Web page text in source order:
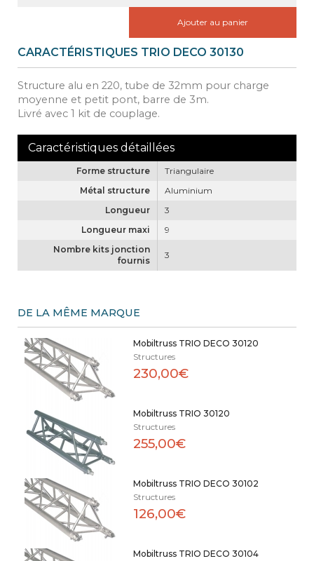
Ajouter au panier
CARACTÉRISTIQUES TRIO DECO 30130
Structure alu en 220, tube de 32mm pour charge
moyenne et petit pont, barre de 3m.
Livré avec 1 kit de couplage.
Forme structure
Triangulaire
Métal structure
Aluminium
Longueur
3
Longueur maxi
9
Nombre kits jonction
fournis
3
DE LA MÊME MARQUE
Mobiltruss TRIO DECO 30120
Structures
230,00€
Mobiltruss TRIO 30120
Structures
255,00€
Mobiltruss TRIO DECO 30102
Structures
126,00€
Mobiltruss TRIO DECO 30104